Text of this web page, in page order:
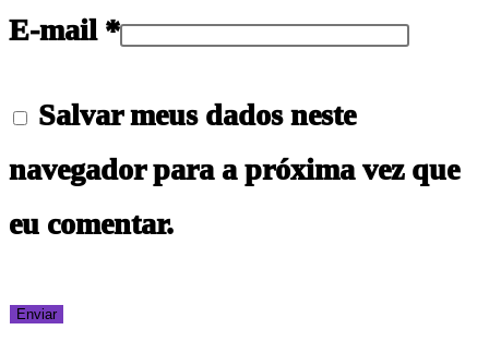
E-mail *
Salvar meus dados neste
navegador para a próxima vez que
eu comentar.